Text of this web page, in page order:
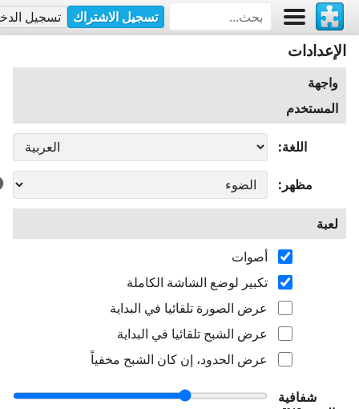
تسجيل الاشتراك تسجيل
الإعدادات
واجهة
المستخدم
اللغة
مظهر
لعبة
أصوات
تكبير لوضع الشاشة الكاملة
عرض الصورة تلقائيا في البداية
عرض الشبح تلقائيا في البداية
عرض الحدود، إن كان الشبح مخفياً
شفافية